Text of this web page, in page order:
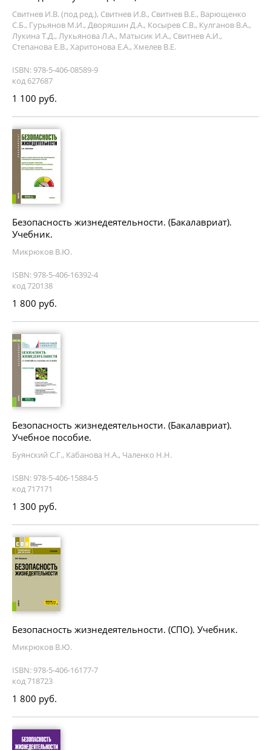
Свитнев И.В. (под ред.), Свитнев И.В., Свитнев В.Е., Варющенко
С.Б., Гурьянов М.И., Дворяшин Д.А., Косырев С.В., Кулганов В.А.,
Лукина Т.Д., Лукьянова Л.А., Матысик И.А., Свитнев А.И.,
Степанова Е.В., Харитонова Е.А., Хмелев В.Е.
ISBN: 978-5-406-08589-9
код 627687
1 100 руб.
Безопасность жизнедеятельности. (Бакалавриат).
Учебник.
Микрюков В.Ю.
ISBN: 978-5-406-16392-4
код 720138
1 800 руб.
Безопасность жизнедеятельности. (Бакалавриат).
Учебное пособие.
Буянский С.Г., Кабанова Н.А., Чаленко Н.Н.
ISBN: 978-5-406-15884-5
код 717171
1 300 руб.
Безопасность жизнедеятельности. (СПО). Учебник.
Микрюков В.Ю.
ISBN: 978-5-406-16177-7
код 718723
1 800 руб.